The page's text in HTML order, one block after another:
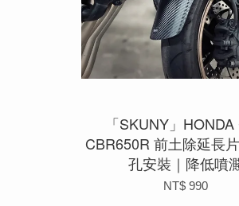
「SKUNY」
CBR650R 前土除延長
孔安裝｜降低噴
NT$ 990